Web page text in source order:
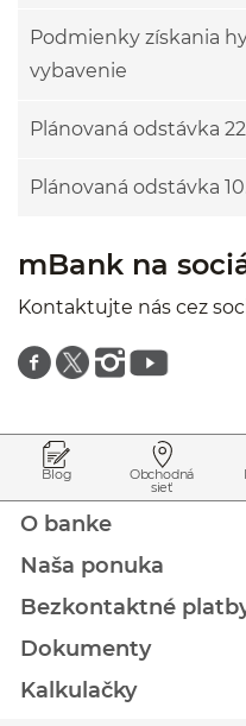
Podmienky získania
vybavenie
Plánovaná odstávka
Plánovaná odstávka
mBank na
Kontaktujte nás cez
Znajdź nas na facebooku
Znajdź nas na twitterze
Znajdź nas na instagramie
Znajdź nas na youtube
Blog Obchodná
sieť
O banke
Naša ponuka
Bezkontaktné
Dokumenty
Kalkulačky